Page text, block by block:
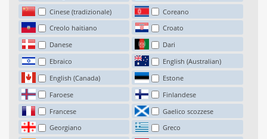
Cinese (tradizionale)
Coreano
Creolo haitiano
Croato
Danese
Dari
Ebraico
English (Australian)
English (Canada)
Estone
Faroese
Finlandese
Francese
Gaelico scozzese
Georgiano
Greco